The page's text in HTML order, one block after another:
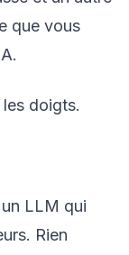
que vous
doigts.
LLM qui
Rien